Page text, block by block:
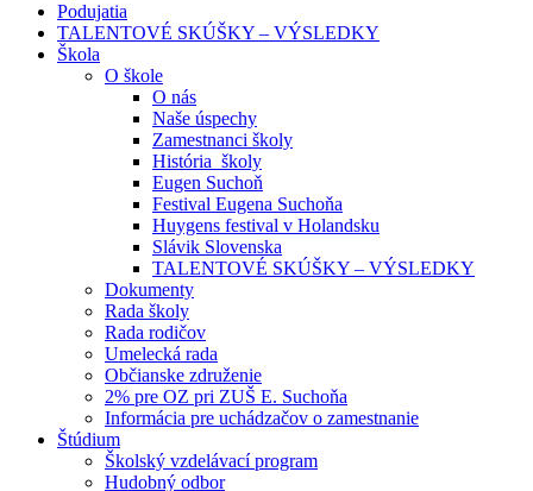
Podujatia
TALENTOVÉ SKÚŠKY – VÝSLEDKY
Škola
O škole
O nás
Naše úspechy
Zamestnanci školy
História školy
Eugen Suchoň
Festival Eugena Suchoňa
Huygens festival v Holandsku
Slávik Slovenska
TALENTOVÉ SKÚŠKY – VÝSLEDKY
Dokumenty
Rada školy
Rada rodičov
Umelecká rada
Občianske združenie
2% pre OZ pri ZUŠ E. Suchoňa
Informácia pre uchádzačov o zamestnanie
Štúdium
Školský vzdelávací program
Hudobný odbor